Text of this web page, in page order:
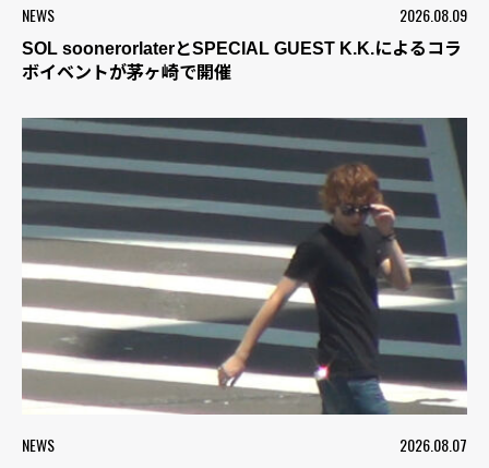
NEWS 2026.08.09
SOL soonerorlaterとSPECIAL GUEST K.K.によるコラ
ボイベントが茅ヶ崎で開催
NEWS 2026.08.07